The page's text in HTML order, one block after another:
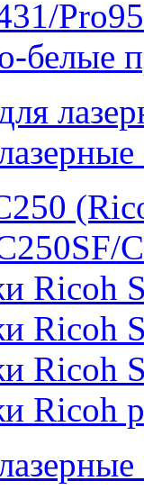
белые
Ricoh
Ricoh
Ricoh
Ricoh